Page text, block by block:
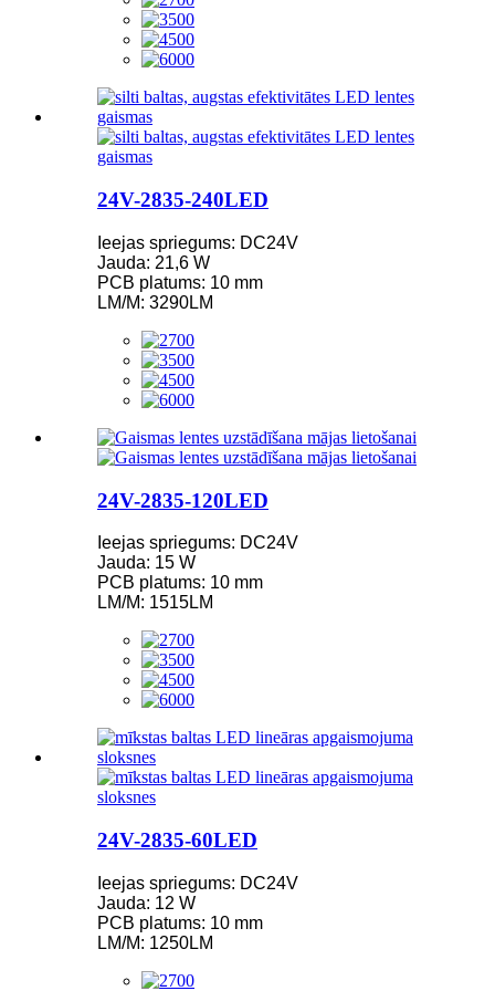
24V-2835-240LED
Ieejas spriegums: DC24V
Jauda: 21,6 W
PCB platums: 10 mm
LM/M: 3290LM
24V-2835-120LED
Ieejas spriegums: DC24V
Jauda: 15 W
PCB platums: 10 mm
LM/M: 1515LM
24V-2835-60LED
Ieejas spriegums: DC24V
Jauda: 12 W
PCB platums: 10 mm
LM/M: 1250LM